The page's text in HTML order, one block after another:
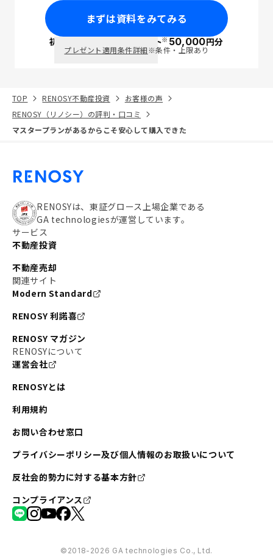
まずは資料をみてみる
初回面談で ポイント※50,000円分
プレゼント適用条件詳細※条件・上限あり
TOP RENOSY不動産投資
お客様の声
RENOSY（リノシー）の評判・口コミ
マスタープランがあるからこそ安心して購入できた
RENOSYは、東証グロース上場企業である
GA technologiesが運営しています。
サービス
不動産投資
不動産売却
関連サイト
Modern Standard
RENOSY 利諾喜
RENOSY マガジン
RENOSYについて
運営会社
RENOSYとは
利用規約
お問い合わせ窓口
プライバシーポリシー及び個人情報のお取扱いについて
反社会的勢力に対する基本方針
コンプライアンス
©︎2018-2026 GA technologies Co., Ltd.